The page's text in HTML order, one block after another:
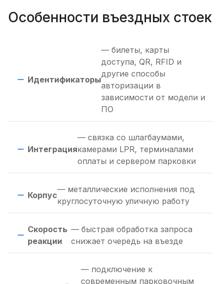
Особенности въездных стоек
Идентификаторы
— билеты, карты
доступа, QR, RFID и
другие способы
авторизации в
зависимости от модели и
ПО
Интеграция
— связка со шлагбаумами,
камерами LPR, терминалами
оплаты и сервером парковки
Корпус
— металлические исполнения под
круглосуточную уличную работу
Скорость
реакции
— быстрая обработка запроса
снижает очередь на въезде
— подключение к
современным парковочным